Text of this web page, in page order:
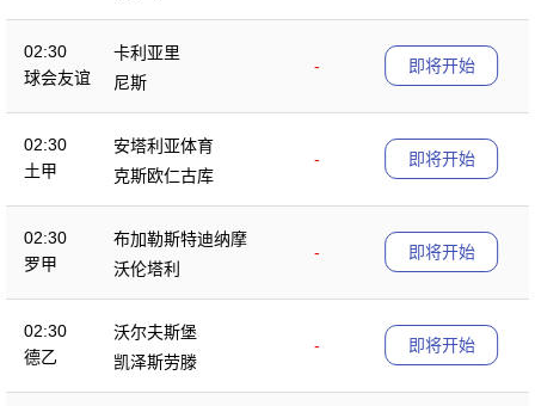
02:30
球会友谊
卡利亚里
-
尼斯
即将开始
02:30
土甲
安塔利亚体育
-
克斯欧仁古库
即将开始
02:30
罗甲
布加勒斯特迪纳摩
-
沃伦塔利
即将开始
02:30
德乙
沃尔夫斯堡
-
凯泽斯劳滕
即将开始